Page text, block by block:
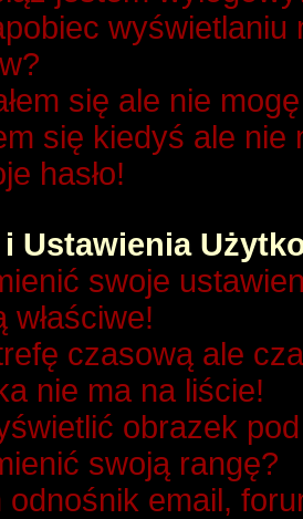
się ale nie
się kiedyś ale
hasło!
i Ustawienia
swoje
czasową ale
nie ma na liście!
obrazek
swoją rangę?
odnośnik email,